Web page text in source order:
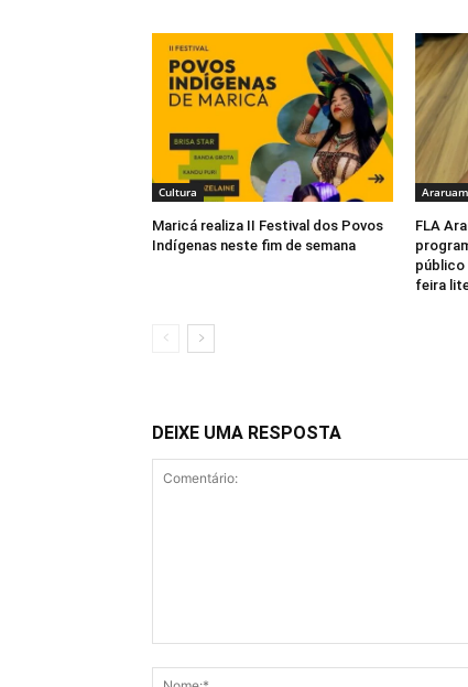
Cultura
Maricá realiza II Festival dos Povos
Indígenas neste fim de semana
FLA
público
feira
DEIXE UMA RESPOSTA